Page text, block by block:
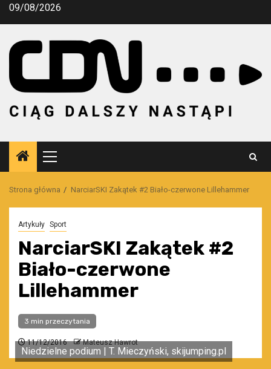
Przejdź
09/08/2026
Menu
główne
Strona główna NarciarSKI Zakątek #2 Biało-czerwone Lillehammer
Artykuły Sport
NarciarSKI Zakątek #2
Biało-czerwone
Lillehammer
3 min przeczytania
11/12/2016 Mateusz Hawrot
Niedzielne podium | T. Mieczyński, skijumping.pl